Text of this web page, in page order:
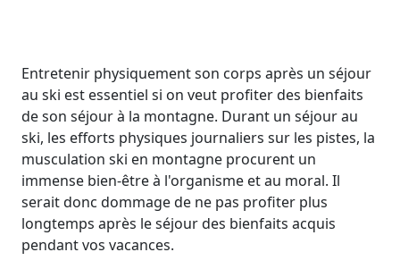
Entretenir physiquement son corps après un séjour
au ski est essentiel si on veut profiter des bienfaits
de son séjour à la montagne. Durant un séjour au
ski, les efforts physiques journaliers sur les pistes, la
musculation ski en montagne procurent un
immense bien-être à l'organisme et au moral. Il
serait donc dommage de ne pas profiter plus
longtemps après le séjour des bienfaits acquis
pendant vos vacances.